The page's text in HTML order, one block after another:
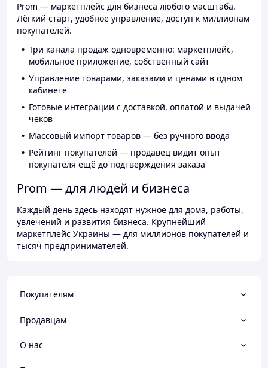
Prom — маркетплейс для бизнеса любого масштаба.
Лёгкий старт, удобное управление, доступ к миллионам
покупателей.
Три канала продаж одновременно: маркетплейс,
мобильное приложение, собственный сайт
Управление товарами, заказами и ценами в одном
кабинете
Готовые интеграции с доставкой, оплатой и выдачей
чеков
Массовый импорт товаров — без ручного ввода
Рейтинг покупателей — продавец видит опыт
покупателя ещё до подтверждения заказа
Prom — для людей и бизнеса
Каждый день здесь находят нужное для дома, работы,
увлечений и развития бизнеса. Крупнейший
маркетплейс Украины — для миллионов покупателей и
тысяч предпринимателей.
Покупателям
Продавцам
О нас